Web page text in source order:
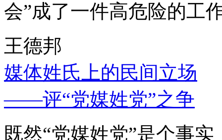
会”成了一件高危险的工
王德邦
媒体姓氏上的民间立场
——评“党媒姓党”之争
既然“党媒姓党”是个事